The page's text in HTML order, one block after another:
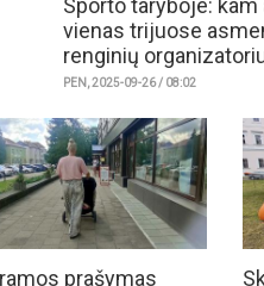
Sporto taryboje:
vienas trijuose
renginių
PEN, 2025-09-26 / 08:02
prašymas